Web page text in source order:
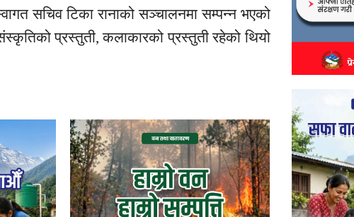
सचिवटिका रानाको सञ्चालनमा सम्पन्न भएको
प्रस्तुती, कलाकारको प्रस्तुती रहेको थियो